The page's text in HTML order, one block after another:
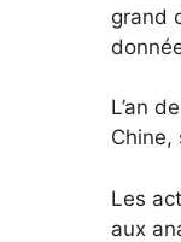
grand
L’an
Chine,
Les
aux